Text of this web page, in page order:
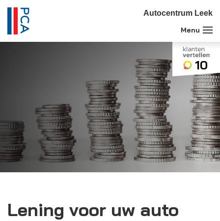
Autocentrum Leek
10
Lening voor uw auto